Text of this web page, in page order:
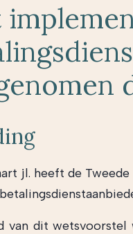
jl. heeft de
van dit wetsvoorstel